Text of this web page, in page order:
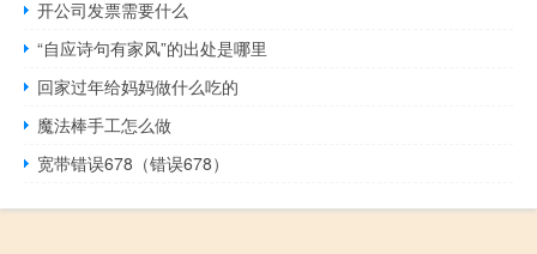
开公司发票需要什么
“自应诗句有家风”的出处是哪里
回家过年给妈妈做什么吃的
魔法棒手工怎么做
宽带错误678（错误678）